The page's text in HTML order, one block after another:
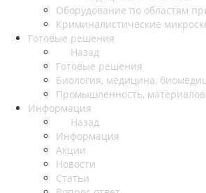
Оборудование по областям
Криминалистические
Готовые решения
Назад
Готовые решения
Биология, медицина,
Промышленность,
Информация
Назад
Информация
Акции
Новости
Статьи